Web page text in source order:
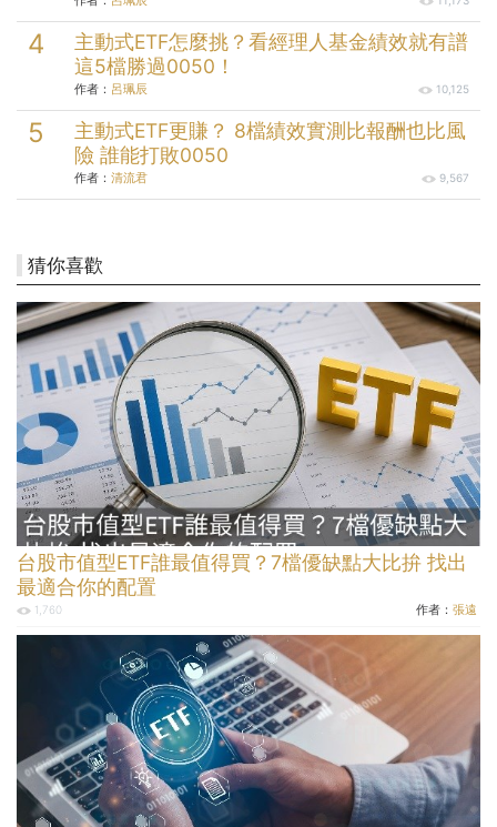
主動式ETF怎麼挑？看經理人基金績效就有譜
這5檔勝過0050！
作者： 呂珮辰 10,125
主動式ETF更賺？ 8檔績效實測比報酬也比風
險 誰能打敗0050
作者： 清流君 9,567
猜你喜歡
台股市值型ETF誰最值得買？7檔優缺點大比拚 找出
最適合你的配置
1,760 作者： 張遠